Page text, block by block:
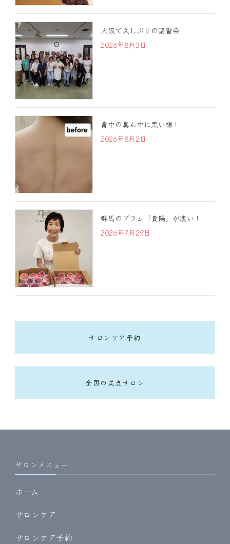
大阪で久しぶりの講習会
2026年8月3日
背中の真ん中に黒い線！
2026年8月2日
群馬のプラム「貴陽」が凄い！
2026年7月29日
サロンケア予約
全国の美点サロン
サロンメニュー
ホーム
サロンケア
サロンケア予約